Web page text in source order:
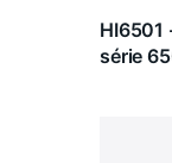
HI6501
série